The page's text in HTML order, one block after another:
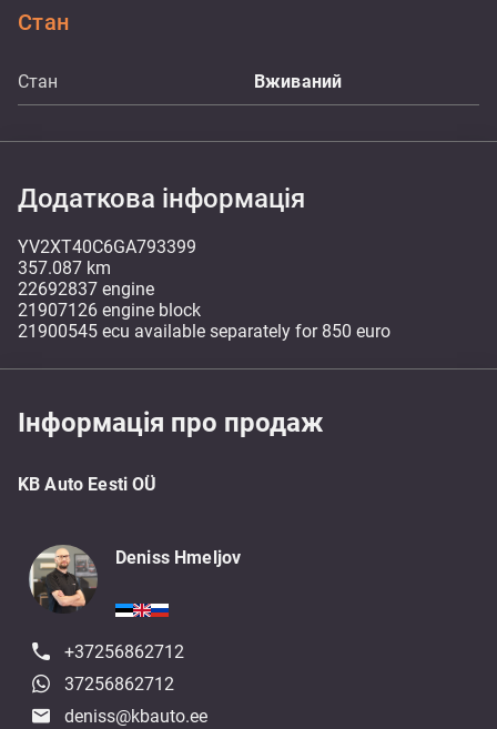
Стан
Стан Вживаний
Додаткова інформація
YV2XT40C6GA793399
357.087 km
22692837 engine
21907126 engine block
Інформація про продаж
KB Auto Eesti OÜ
Deniss Hmeljov
+37256862712
37256862712
deniss@kbauto.ee